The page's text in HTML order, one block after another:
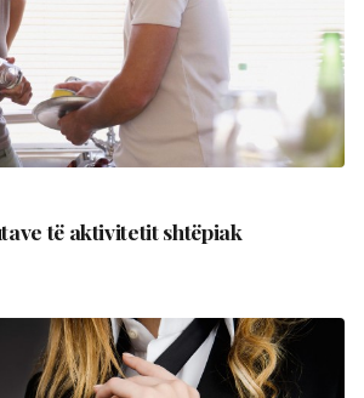
të aktivitetit shtëpiak